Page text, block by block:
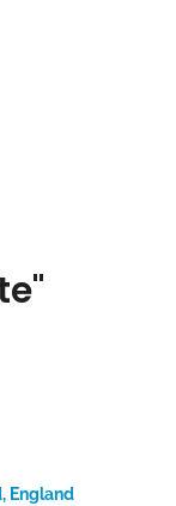
England